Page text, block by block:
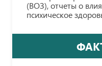
(ВОЗ), отчеты о
психическое